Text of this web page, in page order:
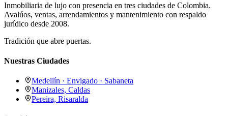
Inmobiliaria de lujo con presencia en tres ciudades de Colombia.
Avalúos, ventas, arrendamientos y mantenimiento con respaldo
jurídico desde 2008.
Tradición que abre puertas.
Nuestras Ciudades
Medellín · Envigado · Sabaneta
Manizales, Caldas
Pereira, Risaralda